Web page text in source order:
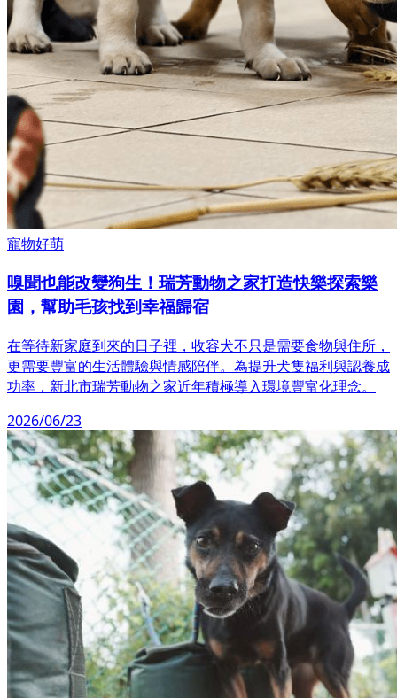
寵物好萌
嗅聞也能改變狗生！瑞芳動物之家打造快樂探索樂
園，幫助毛孩找到幸福歸宿
在等待新家庭到來的日子裡，收容犬不只是需要食物與住所，
更需要豐富的生活體驗與情感陪伴。為提升犬隻福利與認養成
功率，新北市瑞芳動物之家近年積極導入環境豐富化理念。
2026/06/23